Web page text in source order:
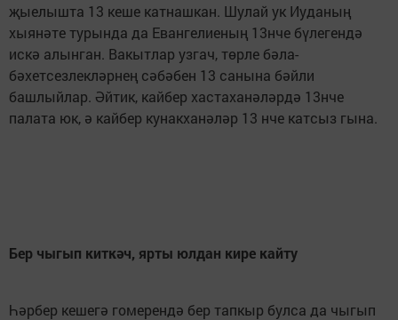
җыелышта 13 кеше катнашкан. Шулай ук Иуданың
хыянәте турында да Евангелиеның 13нче бүлегендә
искә алынган. Вакытлар узгач, төрле бәла-
бәхетсезлекләрнең сәбәбен 13 санына бәйли
башлыйлар. Әйтик, кайбер хастаханәләрдә 13нче
палата юк, ә кайбер кунакханәләр 13 нче катсыз гына.
Бер чыгып киткәч, ярты юлдан кире кайту
Һәрбер кешегә гомерендә бер тапкыр булса да чыгып